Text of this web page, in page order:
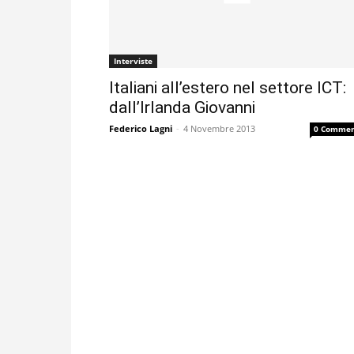
Interviste
Italiani all’estero nel settore ICT:
dall’Irlanda Giovanni
Federico Lagni - 4 Novembre 2013 0